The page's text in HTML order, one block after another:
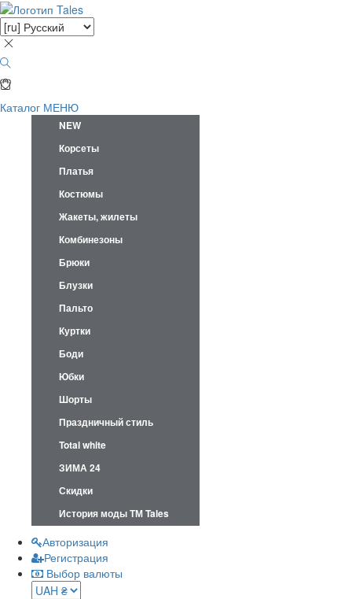
Каталог МЕНЮ
NEW
Корсеты
Платья
Костюмы
Жакеты, жилеты
Комбинезоны
Брюки
Блузки
Пальто
Куртки
Боди
Юбки
Шорты
Праздничный стиль
Total white
ЗИМА 24
Скидки
История моды ТМ Tales
Авторизация
Регистрация
Выбор валюты